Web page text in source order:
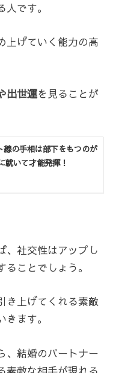
です。
上げていく能力の高
出世運を見ることが
線の手相は部下をもつのが
就いて才能発揮！
、社交性はアップし
ことでしょう。
き上げてくれる素敵
ます。
、結婚のパートナー